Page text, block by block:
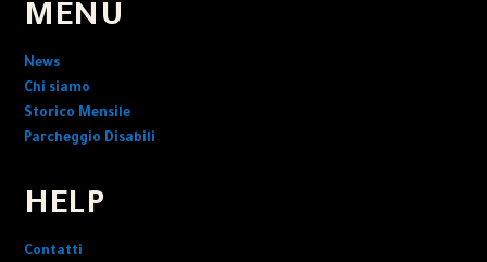
MENU
News
Chi siamo
Storico Mensile
Parcheggio Disabili
HELP
Contatti